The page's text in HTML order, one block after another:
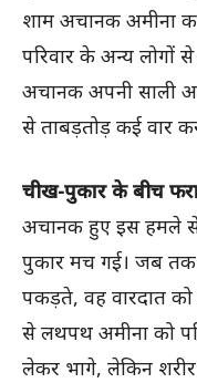
शाम अचानक अमीना
परिवार के अन्य लोगों
अचानक अपनी साली
से ताबड़तोड़ कई वार
चीख-पुकार के बीच
अचानक हुए इस हमले
पुकार मच गई। जब
पकड़ते, वह वारदात
से लथपथ अमीना को
लेकर भागे, लेकिन